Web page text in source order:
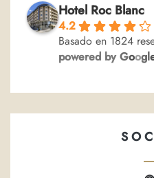
Hotel Roc Blanc
4.2
Basado en 1824
powered byGoogl